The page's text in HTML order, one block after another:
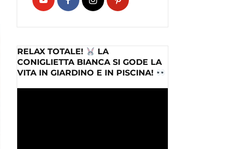
RELAX TOTALE!
LA
CONIGLIETTA BIANCA SI GODE LA
VITA IN GIARDINO E IN PISCINA!